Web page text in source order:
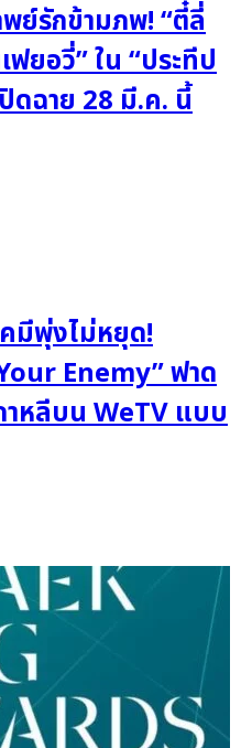
ย์รักข้ามภพ! “ตี๋ลี่
ฟยอวี่” ใน “ประทีป
ดฉาย 28 มี.ค. นี้
มีพุ่งไม่หยุด!
Enemy” ฟาด
าหลีบน WeTV แบบ